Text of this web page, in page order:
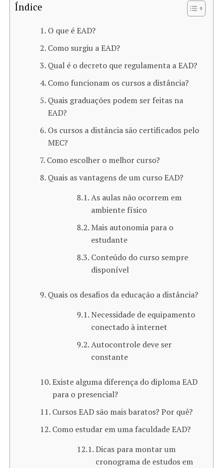
Índice
O que é EAD?
Como surgiu a EAD?
Qual é o decreto que regulamenta a EAD?
Como funcionam os cursos a distância?
Quais graduações podem ser feitas na
EAD?
Os cursos a distância são certificados pelo
MEC?
Como escolher o melhor curso?
Quais as vantagens de um curso EAD?
As aulas não ocorrem em
ambiente físico
Mais autonomia para o
estudante
Conteúdo do curso sempre
disponível
Quais os desafios da educação a distância?
Necessidade de equipamento
conectado à internet
Autocontrole deve ser
constante
Existe alguma diferença do diploma EAD
para o presencial?
Cursos EAD são mais baratos? Por quê?
Como estudar em uma faculdade EAD?
Dicas para montar um
cronograma de estudos em